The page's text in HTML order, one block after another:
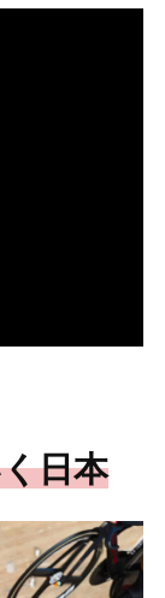
日本